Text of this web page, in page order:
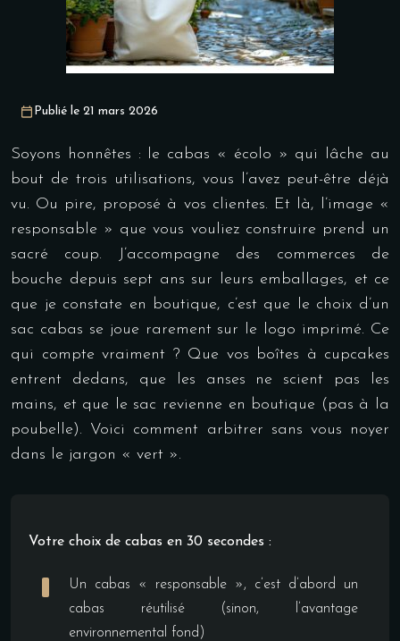
Publié le 21 mars 2026
Soyons honnêtes : le cabas « écolo » qui lâche au
bout de trois utilisations, vous l’avez peut-être déjà
vu. Ou pire, proposé à vos clientes. Et là, l’image «
responsable » que vous vouliez construire prend un
sacré coup. J’accompagne des commerces de
bouche depuis sept ans sur leurs emballages, et ce
que je constate en boutique, c’est que le choix d’un
sac cabas se joue rarement sur le logo imprimé. Ce
qui compte vraiment ? Que vos boîtes à cupcakes
entrent dedans, que les anses ne scient pas les
mains, et que le sac revienne en boutique (pas à la
poubelle). Voici comment arbitrer sans vous noyer
dans le jargon « vert ».
Votre choix de cabas en 30 secondes :
Un cabas « responsable », c’est d’abord un
cabas réutilisé (sinon, l’avantage
environnemental fond)